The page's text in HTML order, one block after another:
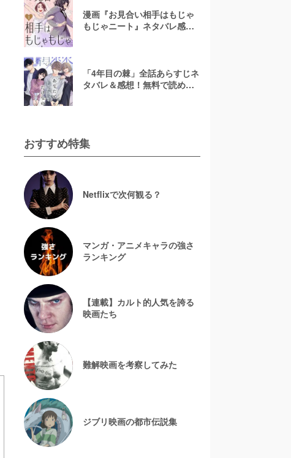
漫画『お見合い相手はもじゃ
もじゃニート』ネタバレ感
「4年目の棘」全話あらすじネ
タバレ＆感想！無料で読め
おすすめ特集
Netflixで次何観る？
マンガ・アニメキャラの強さ
ランキング
【連載】カルト的人気を誇る
映画たち
難解映画を考察してみた
ジブリ映画の都市伝説集